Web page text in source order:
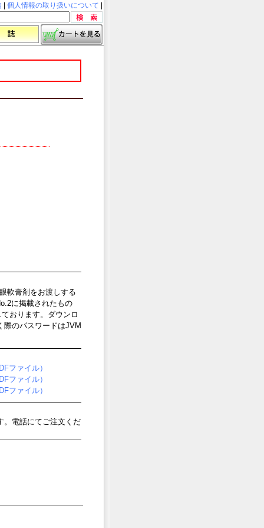
個人情報の取り扱いについて
軟膏剤をお渡しする
に掲載されたもの
おります。ダウンロ
際のパスワードはJVM
ファイル）
ファイル）
ファイル）
。電話にてご注文くだ